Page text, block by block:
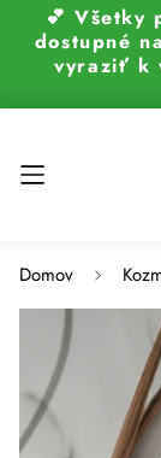
💕 Všetky
dostupné
vyraziť k
Domov